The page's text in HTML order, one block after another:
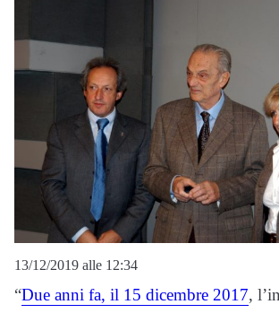
13/12/2019 alle 12:34
“Due anni fa, il 15 dicembre 2017,